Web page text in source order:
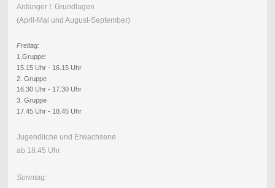
Anfänger I: Grundlagen
(April-Mai und August-September)
Freitag:
1.Gruppe:
15.15 Uhr - 16.15 Uhr
2. Gruppe
16.30 Uhr - 17.30 Uhr
3. Gruppe
17.45 Uhr - 18.45 Uhr
Jugendliche und Erwachsene
ab 18.45 Uhr
Sonntag: